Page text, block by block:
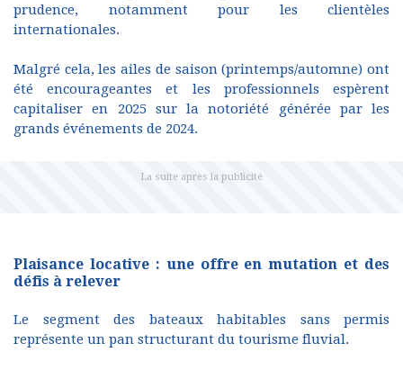
prudence, notamment pour les clientèles
internationales.
Malgré cela, les ailes de saison (printemps/automne) ont
été encourageantes et les professionnels espèrent
capitaliser en 2025 sur la notoriété générée par les
grands événements de 2024.
Plaisance locative : une offre en mutation et des
défis à relever
Le segment des bateaux habitables sans permis
représente un pan structurant du tourisme fluvial.